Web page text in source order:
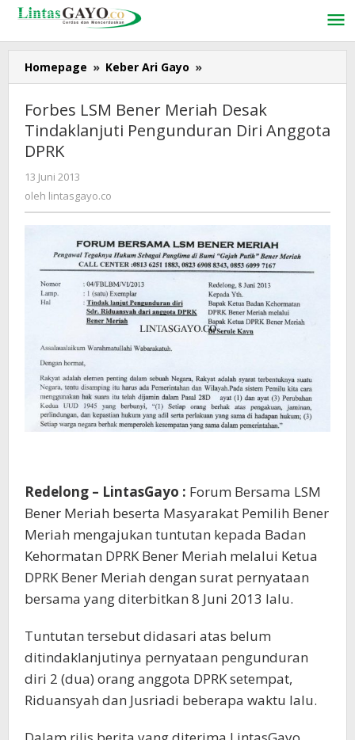
Lewati
konten
Homepage » Keber Ari Gayo »
LSM
Bener
Meriah
Desak
DPRK
Forbes LSM Bener Meriah Desak
Tindaklanjuti Pengunduran Diri Anggota
DPRK
13 Juni 2013
lintasgayo.co
oleh lintasgayo.co
Redelong – LintasGayo : Forum Bersama LSM
Bener Meriah beserta Masyarakat Pemilih Bener
Meriah mengajukan tuntutan kepada Badan
Kehormatan DPRK Bener Meriah melalui Ketua
DPRK Bener Meriah dengan surat pernyataan
bersama yang diterbitkan 8 Juni 2013 lalu.
Tuntutan tersebut didasari atas belum
ditindaklanjutinya pernyataan pengunduran
diri 2 (dua) orang anggota DPRK setempat,
Riduansyah dan Jusriadi beberapa waktu lalu.